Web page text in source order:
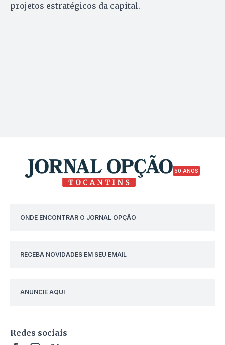
projetos estratégicos da capital.
50 ANOS
ONDE ENCONTRAR O JORNAL OPÇÃO
RECEBA NOVIDADES EM SEU EMAIL
ANUNCIE AQUI
Redes sociais